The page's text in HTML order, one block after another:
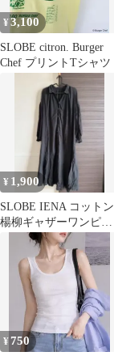
¥3,100
SLOBE citron. Burger
Chef プリントTシャツ
¥ 1,900
SLOBE IENA コットン
楊柳ギャザーワンピー
¥ 750